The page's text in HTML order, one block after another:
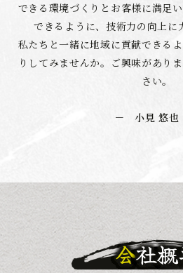
できる環境づくりとお客様に満足
できるように、技術力の向上に
私たちと一緒に地域に貢献できる
りしてみませんか。 ご興味があり
さい。
－ 小見 悠
会社